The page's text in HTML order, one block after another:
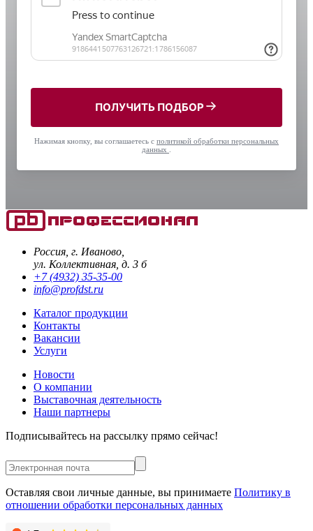
ПОЛУЧИТЬ ПОДБОР
Нажимая кнопку, вы соглашаетесь с политикой обработки персональных
данных
Россия, г. Иваново,
ул. Коллективная, д. 3 б
+7 (4932) 35-35-00
info@profdst.ru
Каталог продукции
Контакты
Вакансии
Услуги
Новости
О компании
Выставочная деятельность
Наши партнеры
Подписывайтесь на рассылку прямо сейчас!
Оставляя свои личные данные, вы принимаете Политику в
отношении обработки персональных данных